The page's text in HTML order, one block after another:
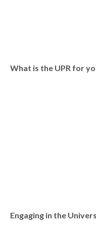
What is the UPR for
Engaging in the